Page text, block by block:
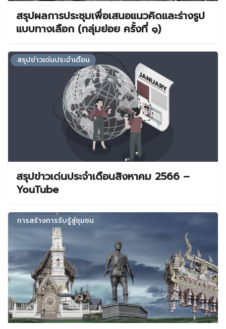
สรุปผลการประชุมเพื่อเสนอแนวคิดและร่างรูป
แบบทางเลือก (กลุ่มย่อย ครั้งที่ ๑)
สรุปข่าวเด่นประจำเดือน
สรุปข่าวเด่นประจำเดือนสิงหาคม 2566 –
YouTube
การสร้างการรับรู้สู่ชุมชน